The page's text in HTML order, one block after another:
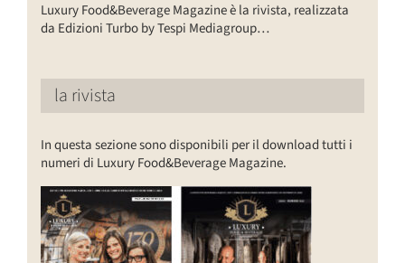
Luxury Food&Beverage Magazine è la rivista, realizzata
da Edizioni Turbo by Tespi Mediagroup…
la rivista
In questa sezione sono disponibili per il download tutti i
numeri di Luxury Food&Beverage Magazine.